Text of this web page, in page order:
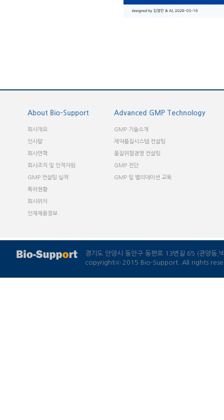
경기도 안양시 동안구 동편로 13번길 65 (관양동,
copyrightⓒ 2015 Bio-Support. All rights